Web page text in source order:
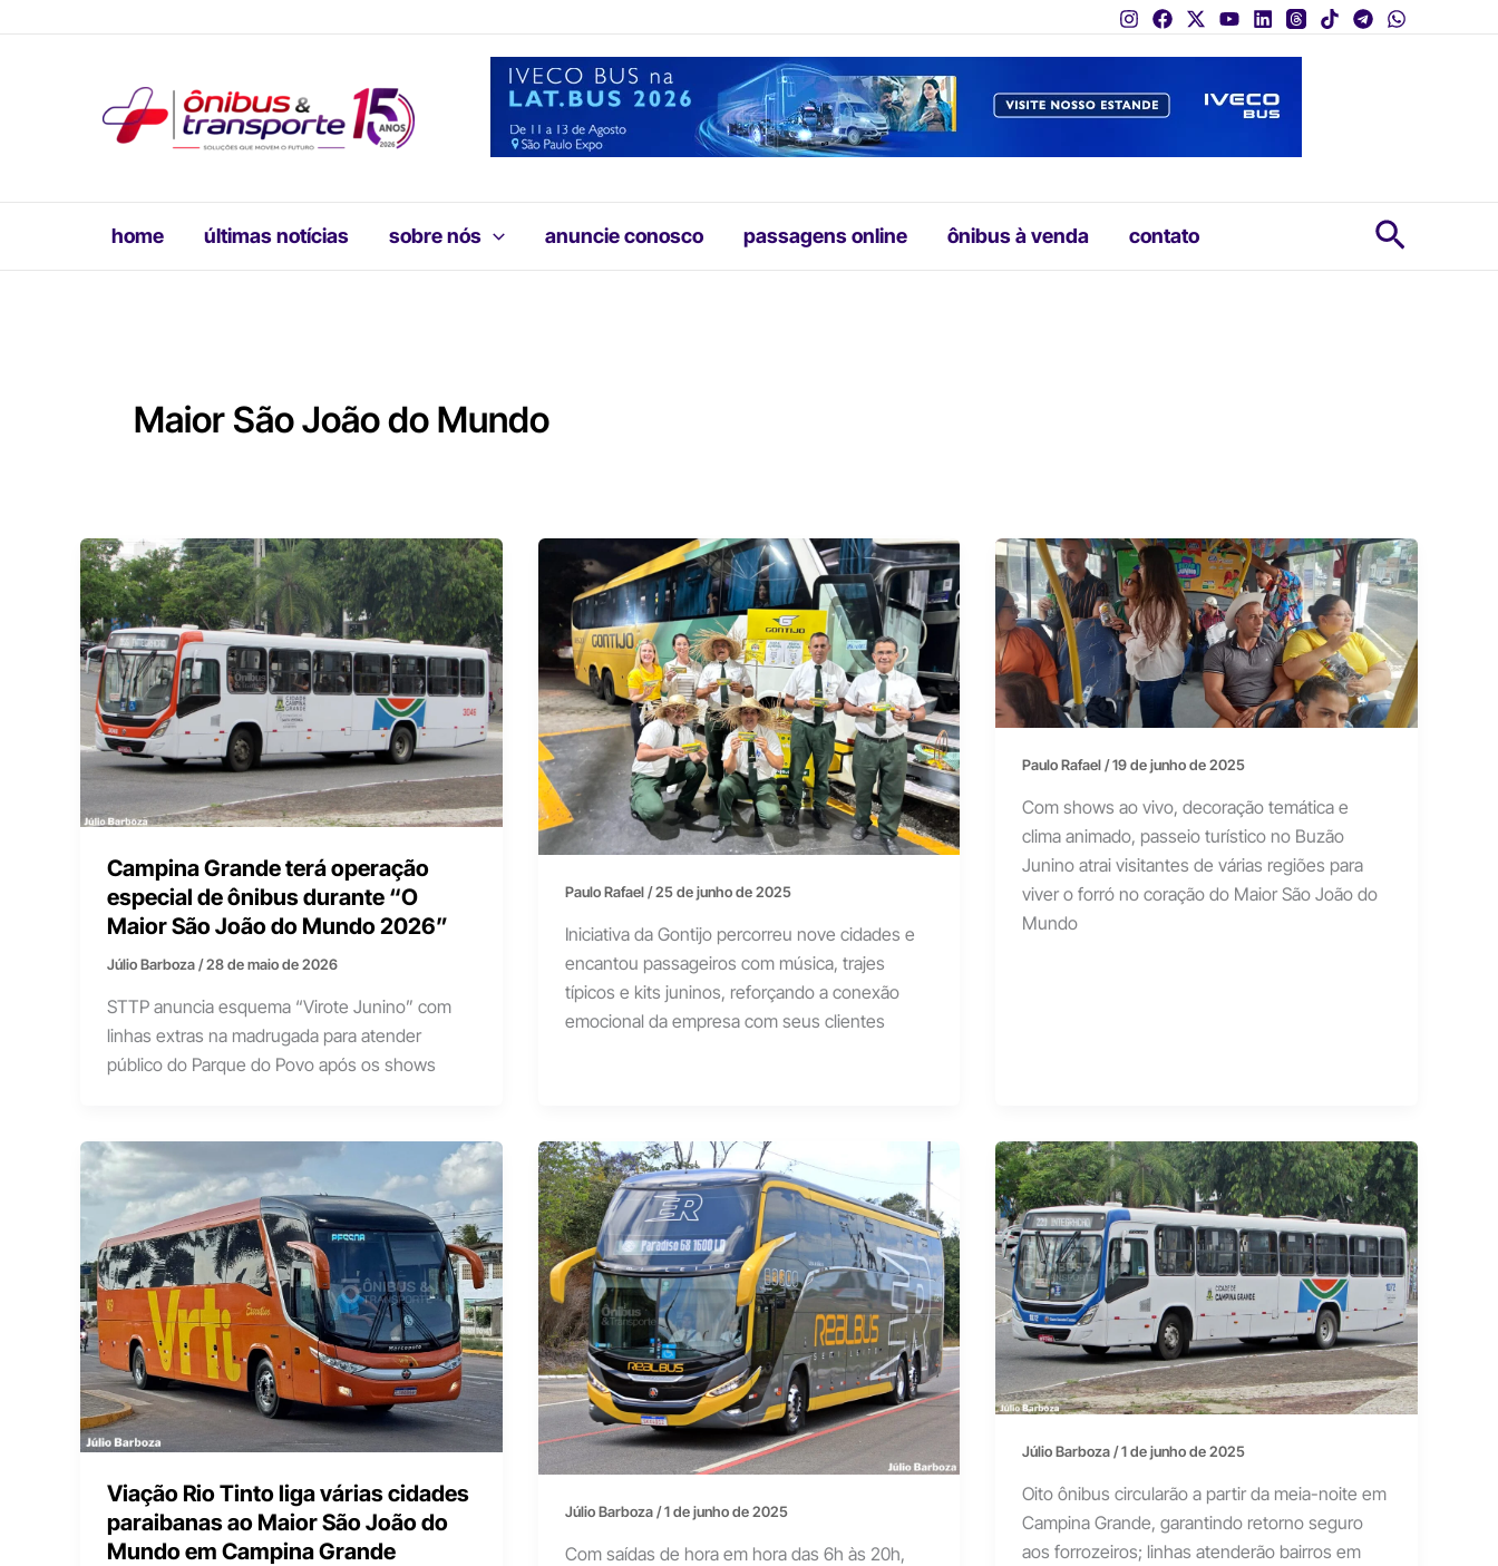
home últimas notícias sobre nós anuncie conosco passagens online ônibus à venda contato
Maior São João do Mundo
Campina Grande terá operação
especial de ônibus durante “O
Maior São João do Mundo 2026”
Júlio Barboza/28 de maio de 2026
STTP anuncia esquema “Virote Junino” com
linhas extras na madrugada para atender
público do Parque do Povo após os shows
Paulo Rafael/25 de junho de 2025
Iniciativa da Gontijo percorreu nove cidades e
encantou passageiros com música, trajes
típicos e kits juninos, reforçando a conexão
emocional da empresa com seus clientes
Paulo Rafael/19 de junho de 2025
Com shows ao vivo, decoração temática e
clima animado, passeio turístico no Buzão
Junino atrai visitantes de várias regiões para
viver o forró no coração do Maior São João do
Mundo
Viação Rio Tinto liga várias cidades
paraibanas ao Maior São João do
Mundo em Campina Grande
Júlio Barboza/1 de junho de 2025
Com saídas de hora em hora das 6h às 20h,
Júlio Barboza/1 de junho de 2025
Oito ônibus circularão a partir da meia-noite em
Campina Grande, garantindo retorno seguro
aos forrozeiros; linhas atenderão bairros em